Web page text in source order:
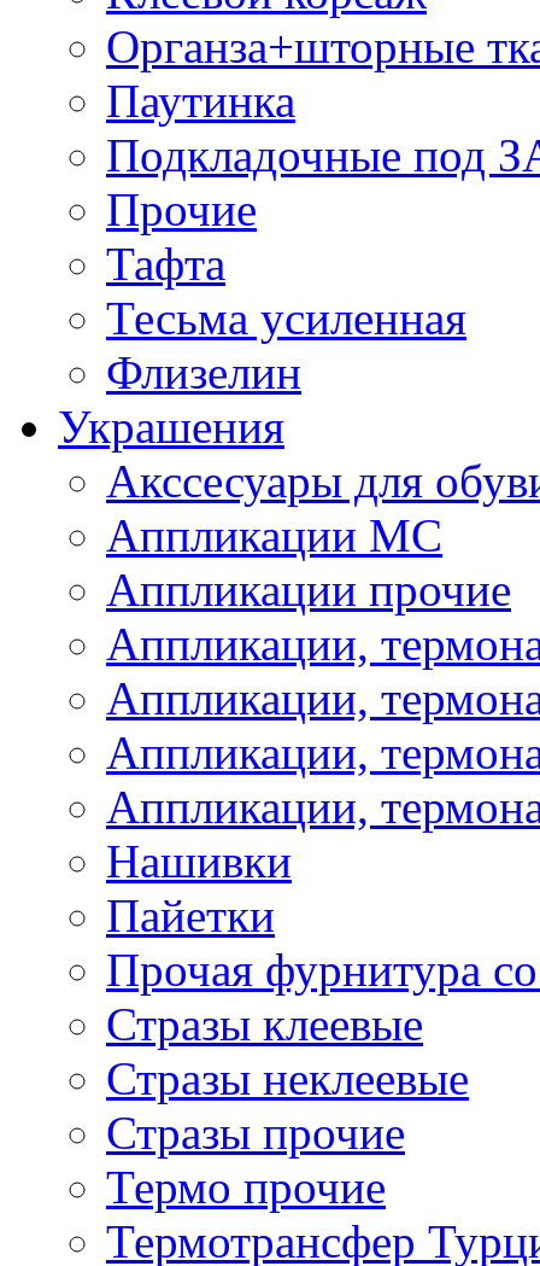
Органза+шторные
Паутинка
Подкладочные под
Прочие
Тафта
Тесьма усиленная
Флизелин
Украшения
Акссесуары для
Аппликации МС
Аппликации прочие
Аппликации,
Аппликации,
Аппликации,
Аппликации,
Нашивки
Пайетки
Прочая фурнитура
Стразы клеевые
Стразы неклеевые
Стразы прочие
Термо прочие
Термотрансфер